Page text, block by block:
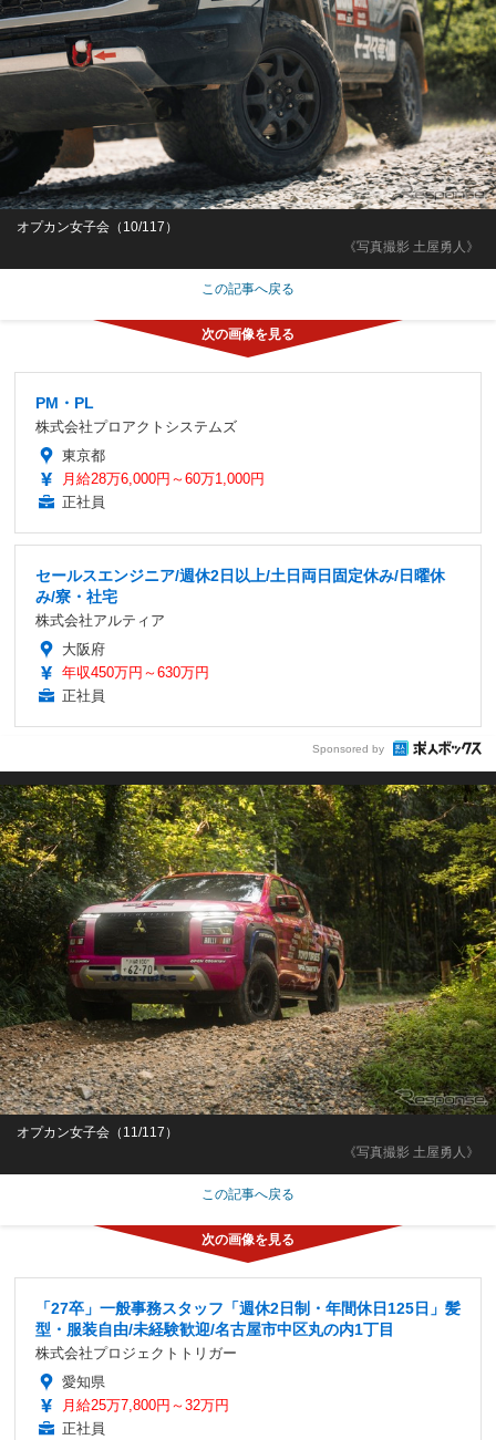
《写真撮影 土屋勇人》
オプカン女子会（10/117）
この記事へ戻る
PM・PL
株式会社プロアクトシステムズ
東京都
月給28万6,000円～60万1,000円
正社員
セールスエンジニア/週休2日以上/土日両日固定休み/日曜休
み/寮・社宅
株式会社アルティア
大阪府
年収450万円～630万円
正社員
Sponsored by
《写真撮影 土屋勇人》
オプカン女子会（11/117）
この記事へ戻る
「27卒」一般事務スタッフ「週休2日制・年間休日125日」髪
型・服装自由/未経験歓迎/名古屋市中区丸の内1丁目
株式会社プロジェクトトリガー
愛知県
月給25万7,800円～32万円
正社員